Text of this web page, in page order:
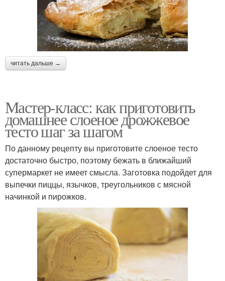
читать дальше →
Мастер-класс: как приготовить
домашнее слоеное дрожжевое
тесто шаг за шагом
По данному рецепту вы приготовите слоеное тесто
достаточно быстро, поэтому бежать в ближайший
супермаркет не имеет смысла. Заготовка подойдет для
выпечки пиццы, язычков, треугольников с мясной
начинкой и пирожков.